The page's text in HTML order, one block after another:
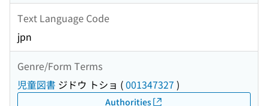
Text Language Code
jpn
Genre/Form Terms
児童図書 ジドウ トショ (001347327 )
Authorities